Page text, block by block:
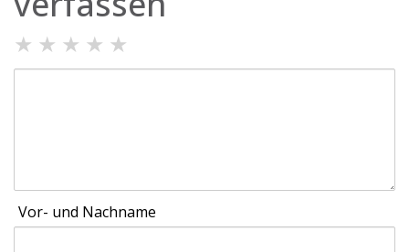
★ ★ ★ ★ ★
Vor- und Nachname